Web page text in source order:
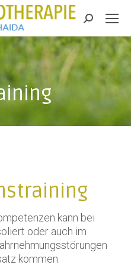
Search:
kann bei
oder auch im
kommen.